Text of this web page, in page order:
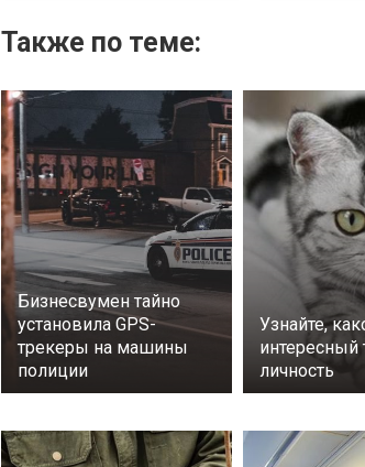
Также по теме:
Бизнесвумен тайно
установила GPS-
трекеры на машины
полиции
Узнайте,
интересный
личность